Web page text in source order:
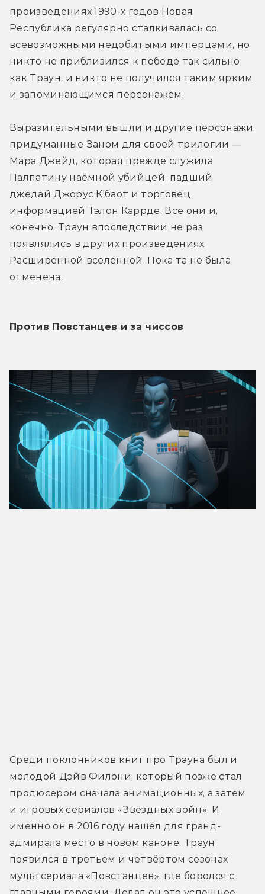
произведениях 1990-х годов Новая
Республика регулярно сталкивалась со
всевозможными недобитыми имперцами, но
никто не приблизился к победе так сильно,
как Траун, и никто не получился таким ярким
и запоминающимся персонажем.
Выразительными вышли и другие персонажи,
придуманные Заном для своей трилогии —
Мара Джейд, которая прежде служила
Палпатину наёмной убийцей, падший
джедай Джорус К'баот и торговец
информацией Тэлон Каррде. Все они и,
конечно, Траун впоследствии не раз
появлялись в других произведениях
Расширенной вселенной. Пока та не была
отменена.
Против Повстанцев и за чиссов
Среди поклонников книг про Трауна был и
молодой Дэйв Филони, который позже стал
продюсером сначала анимационных, а затем
и игровых сериалов «Звёздных войн». И
именно он в 2016 году нашёл для гранд-
адмирала место в новом каноне. Траун
появился в третьем и четвёртом сезонах
мультсериала «Повстанцев», где боролся с